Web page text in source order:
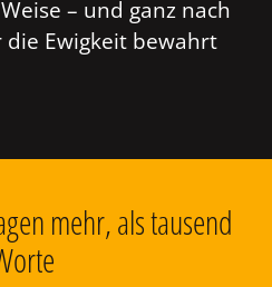
– und ganz nach
Ewigkeit bewahrt
mehr, als tausend